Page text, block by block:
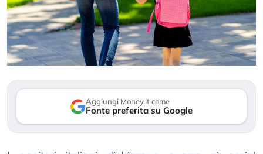
Aggiungi Money.it come
Fonte preferita su Google